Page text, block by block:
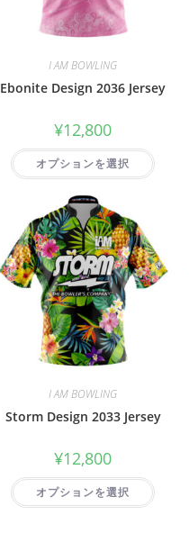
I AM BOWLING
Ebonite Design 2036 Jersey
¥12,800
オプションを選択
I AM BOWLING
Storm Design 2033 Jersey
¥12,800
オプションを選択